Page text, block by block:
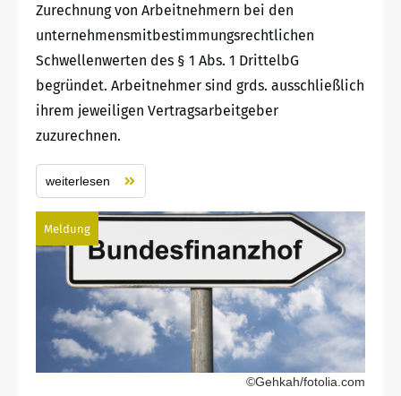
Zurechnung von Arbeitnehmern bei den
unternehmensmitbestimmungsrechtlichen
Schwellenwerten des § 1 Abs. 1 DrittelbG
begründet. Arbeitnehmer sind grds. ausschließlich
ihrem jeweiligen Vertragsarbeitgeber
zuzurechnen.
weiterlesen
Meldung
©Gehkah/fotolia.com